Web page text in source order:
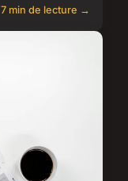
7 min de lecture →